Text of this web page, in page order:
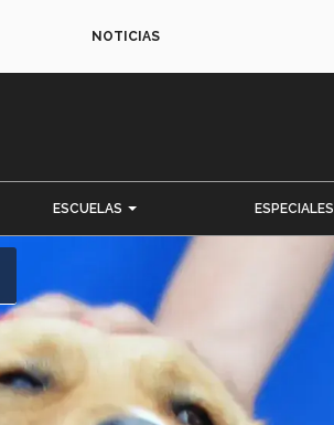
NOTICIAS
ESCUELAS ESPECIALES